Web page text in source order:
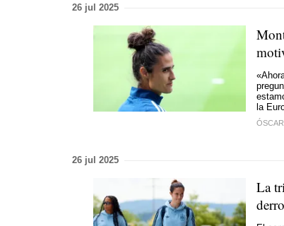
26 jul 2025
la
26 jul 2025
La